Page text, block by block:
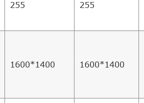
255 255
1600*1400 1600*1400